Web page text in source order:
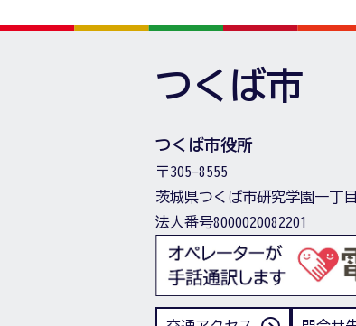
つくば市
つくば市役所
〒305-8555
茨城県つくば市研究学園一丁
法人番号8000020082201